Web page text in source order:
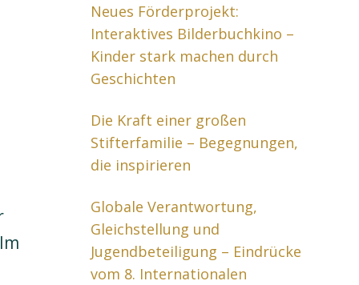
Neues Förderprojekt:
Interaktives Bilderbuchkino –
Kinder stark machen durch
Geschichten
Die Kraft einer großen
Stifterfamilie – Begegnungen,
die inspirieren
Globale Verantwortung,
Gleichstellung und
Jugendbeteiligung – Eindrücke
vom 8. Internationalen